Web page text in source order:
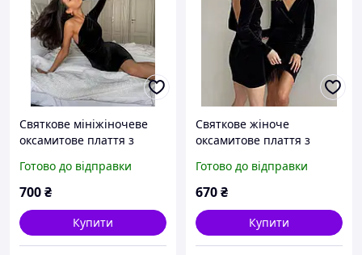
Святкове мініжіночеве
оксамитове плаття з
синє, смарагдове)
Готово до відправки
700₴
Купити
Святкове жіноче
оксамитове плаття з
(чорне, синє, бордове,
смарагдове)
Готово до відправки
670₴
Купити